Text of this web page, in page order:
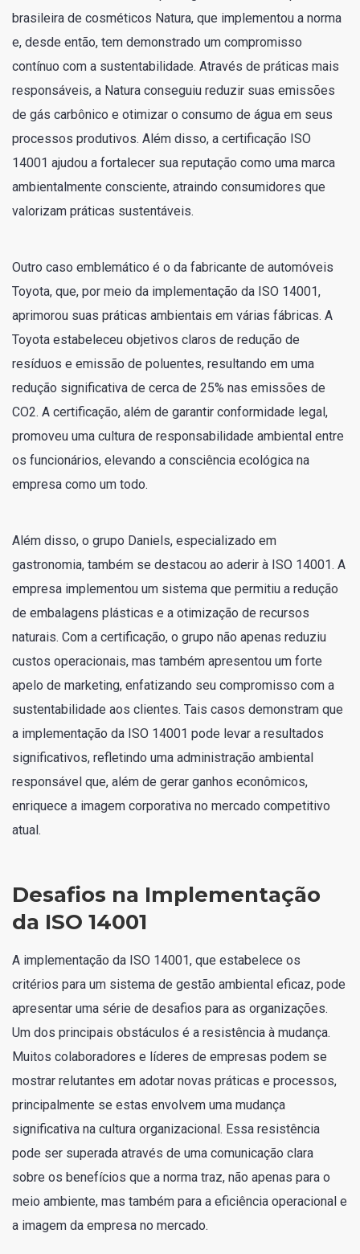
brasileira de cosméticos Natura, que implementou a norma
e, desde então, tem demonstrado um compromisso
contínuo com a sustentabilidade. Através de práticas mais
responsáveis, a Natura conseguiu reduzir suas emissões
de gás carbônico e otimizar o consumo de água em seus
processos produtivos. Além disso, a certificação ISO
14001 ajudou a fortalecer sua reputação como uma marca
ambientalmente consciente, atraindo consumidores que
valorizam práticas sustentáveis.
Outro caso emblemático é o da fabricante de automóveis
Toyota, que, por meio da implementação da ISO 14001,
aprimorou suas práticas ambientais em várias fábricas. A
Toyota estabeleceu objetivos claros de redução de
resíduos e emissão de poluentes, resultando em uma
redução significativa de cerca de 25% nas emissões de
CO2. A certificação, além de garantir conformidade legal,
promoveu uma cultura de responsabilidade ambiental entre
os funcionários, elevando a consciência ecológica na
empresa como um todo.
Além disso, o grupo Daniels, especializado em
gastronomia, também se destacou ao aderir à ISO 14001. A
empresa implementou um sistema que permitiu a redução
de embalagens plásticas e a otimização de recursos
naturais. Com a certificação, o grupo não apenas reduziu
custos operacionais, mas também apresentou um forte
apelo de marketing, enfatizando seu compromisso com a
sustentabilidade aos clientes. Tais casos demonstram que
a implementação da ISO 14001 pode levar a resultados
significativos, refletindo uma administração ambiental
responsável que, além de gerar ganhos econômicos,
enriquece a imagem corporativa no mercado competitivo
atual.
Desafios na Implementação
da ISO 14001
A implementação da ISO 14001, que estabelece os
critérios para um sistema de gestão ambiental eficaz, pode
apresentar uma série de desafios para as organizações.
Um dos principais obstáculos é a resistência à mudança.
Muitos colaboradores e líderes de empresas podem se
mostrar relutantes em adotar novas práticas e processos,
principalmente se estas envolvem uma mudança
significativa na cultura organizacional. Essa resistência
pode ser superada através de uma comunicação clara
sobre os benefícios que a norma traz, não apenas para o
meio ambiente, mas também para a eficiência operacional e
a imagem da empresa no mercado.